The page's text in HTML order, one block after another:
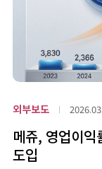
외부보도
메쥬, 영업이
도입